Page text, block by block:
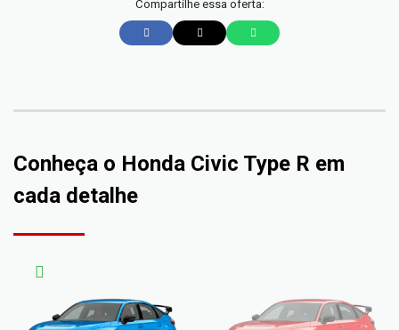
Compartilhe essa oferta:
Conheça o Honda Civic Type R em
cada detalhe